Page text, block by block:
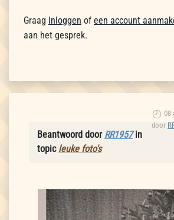
Graag Inloggen of een account
aan het gesprek.
08
door
Beantwoord door RR1957in
topic leuke foto's